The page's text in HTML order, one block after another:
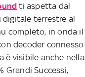
ti aspetta dal
digitale terrestre al
completo, in onda il
decoder connesso
è visibile anche nella
Grandi Successi,